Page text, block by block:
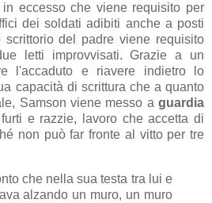
eccesso che viene requisito per
dei soldati adibiti anche a posti
scrittorio del padre viene requisito
letti improvvisati. Grazie a un
l'accaduto e riavere indietro lo
capacità di scrittura che a quanto
Samson viene messo a guardia
e razzie, lavoro che accetta di
non può far fronte al vitto per tre
che nella sua testa tra lui e
alzando un muro, un muro